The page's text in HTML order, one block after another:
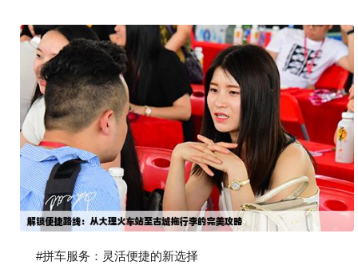
#拼车服务：灵活便捷的新选择